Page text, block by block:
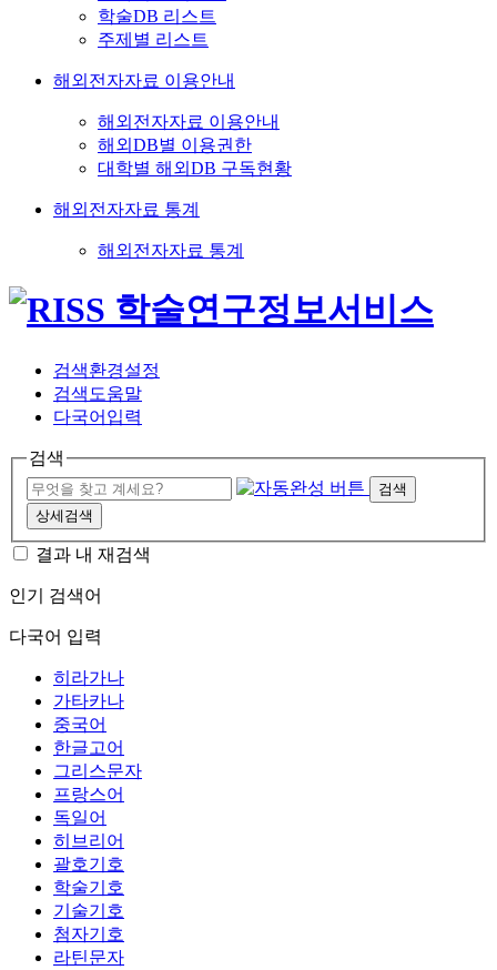
학술DB 리스트
주제별 리스트
해외전자자료 이용안내
해외전자자료 이용안내
해외DB별 이용권한
대학별 해외DB 구독현황
해외전자자료 통계
해외전자자료 통계
검색환경설정
검색도움말
다국어입력
검색
검색
상세검색
결과 내 재검색
인기 검색어
다국어 입력
히라가나
가타카나
중국어
한글고어
그리스문자
프랑스어
독일어
히브리어
괄호기호
학술기호
기술기호
첨자기호
라틴문자